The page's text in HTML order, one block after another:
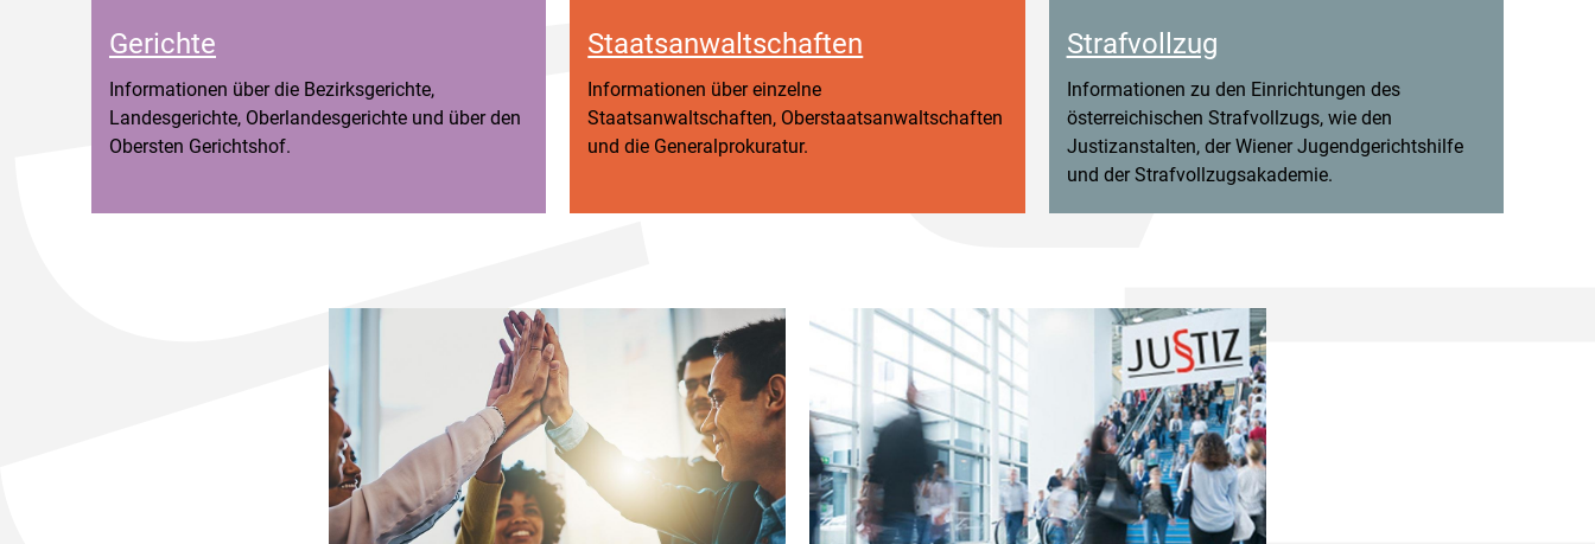
Gerichte
Informationen über die Bezirksgerichte,
Landesgerichte, Oberlandesgerichte und über den
Obersten Gerichtshof.
Staatsanwaltschaften
Informationen über einzelne
Staatsanwaltschaften, Oberstaatsanwaltschaften
und die Generalprokuratur.
Strafvollzug
Informationen zu den Einrichtungen des
österreichischen Strafvollzugs, wie den
Justizanstalten, der Wiener Jugendgerichtshilfe
und der Strafvollzugsakademie.